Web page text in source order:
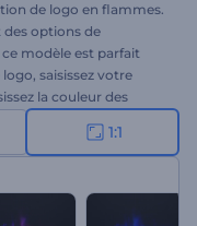
de logo en flammes.
options de
modèle est parfait
saisissez votre
la couleur des
Idéal pour les
dynamiques,
de produits, les
Créez dès maintenant
1:1